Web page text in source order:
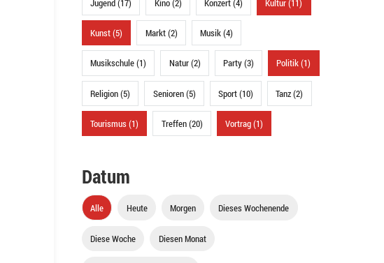
Jugend (17) Kino (2) Konzert (4) Kultur (11)
Kunst (5) Markt (2) Musik (4)
Musikschule (1) Natur (2) Party (3) Politik (1)
Religion (5) Senioren (5) Sport (10) Tanz (2)
Tourismus (1) Treffen (20) Vortrag (1)
Datum
Alle Heute Morgen Dieses Wochenende
Diese Woche Diesen Monat